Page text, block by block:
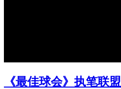
《最佳球会》执笔联